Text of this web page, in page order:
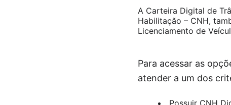
A Carteira Digital de
Habilitação – CNH,
Licenciamento de
Para acessar as
atender a um dos